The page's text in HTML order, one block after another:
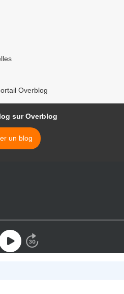
Overblog
sur Overblog
un blog